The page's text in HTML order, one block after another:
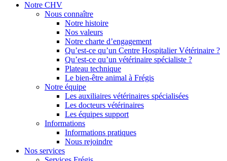
Notre CHV
Nous connaître
Notre histoire
Nos valeurs
Notre charte d’engagement
Qu’est-ce qu’un Centre Hospitalier Vétérinaire ?
Qu’est-ce qu’un vétérinaire spécialiste ?
Plateau technique
Le bien-être animal à Frégis
Notre équipe
Les auxiliaires vétérinaires spécialisées
Les docteurs vétérinaires
Les équipes support
Informations
Informations pratiques
Nous rejoindre
Nos services